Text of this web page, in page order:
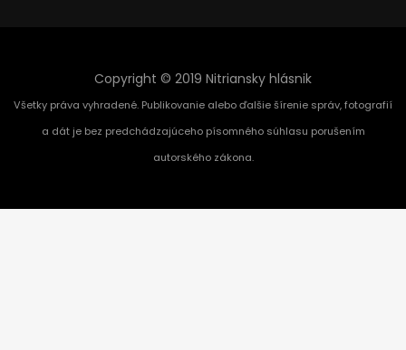
Copyright © 2019 Nitriansky hlásnik
Všetky práva vyhradené. Publikovanie alebo ďalšie šírenie správ, fotografií
a dát je bez predchádzajúceho písomného súhlasu porušením
autorského zákona.